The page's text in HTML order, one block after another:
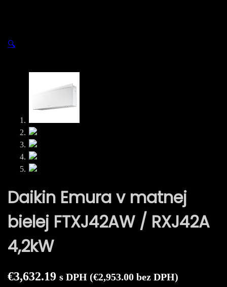
🔍
Daikin Emura v matnej
bielej FTXJ42AW / RXJ42A
4,2kW
€3,632.19 s DPH (€2,953.00 bez DPH)